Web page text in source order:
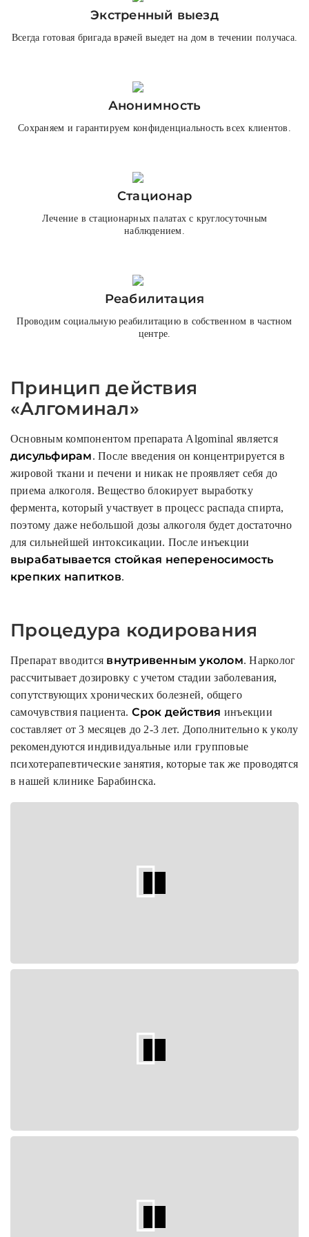
Экстренный выезд
Всегда готовая бригада врачей выедет на дом в течении получаса.
Анонимность
Сохраняем и гарантируем конфиденциальность всех клиентов.
Стационар
Лечение в стационарных палатах с круглосуточным
наблюдением.
Реабилитация
Проводим социальную реабилитацию в собственном в частном
центре.
Принцип действия
«Алгоминал»
Основным компонентом препарата Algominal является
дисульфирам. После введения он концентрируется в
жировой ткани и печени и никак не проявляет себя до
приема алкоголя. Вещество блокирует выработку
фермента, который участвует в процесс распада спирта,
поэтому даже небольшой дозы алкоголя будет достаточно
для сильнейшей интоксикации. После инъекции
вырабатывается стойкая непереносимость
крепких напитков.
Процедура кодирования
Препарат вводится внутривенным уколом. Нарколог
рассчитывает дозировку с учетом стадии заболевания,
сопутствующих хронических болезней, общего
самочувствия пациента. Срок действия инъекции
составляет от 3 месяцев до 2-3 лет. Дополнительно к уколу
рекомендуются индивидуальные или групповые
психотерапевтические занятия, которые так же проводятся
в нашей клинике Барабинска.